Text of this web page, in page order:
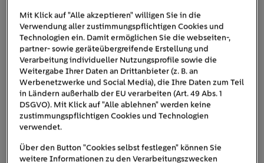
Neue Heizsysteme sind vielleichter und
komfortabler zu bedienen. Meist können sie
einfachin ein Smart-Home-System integriert
werden. Übersmarte Heizkörperthermostate
sparen Sie zusätzlich Energie und Kosten.
Förderung für Heizungen 2026: Die
wichtigsten Neuerungen
Das Gebäudeenergiegesetz (GEG), auch neues
Mit Klick auf "Alle akzeptieren" willigen Sie in die
Verwendung aller zustimmungspflichtigen Cookies und
Technologien ein. Damit ermöglichen Sie die webseiten-,
partner- sowie geräteübergreifende Erstellung und
Verarbeitung individueller Nutzungsprofile sowie die
Weitergabe Ihrer Daten an Drittanbieter (z. B. an
Werbenetzwerke und Social Media), die Ihre Daten zum Teil
in Ländern außerhalb der EU verarbeiten (Art. 49 Abs. 1
DSGVO). Mit Klick auf "Alle ablehnen" werden keine
zustimmungspflichtigen Cookies und Technologien
verwendet.
Über den Button "Cookies selbst festlegen" können Sie
weitere Informationen zu den Verarbeitungszwecken